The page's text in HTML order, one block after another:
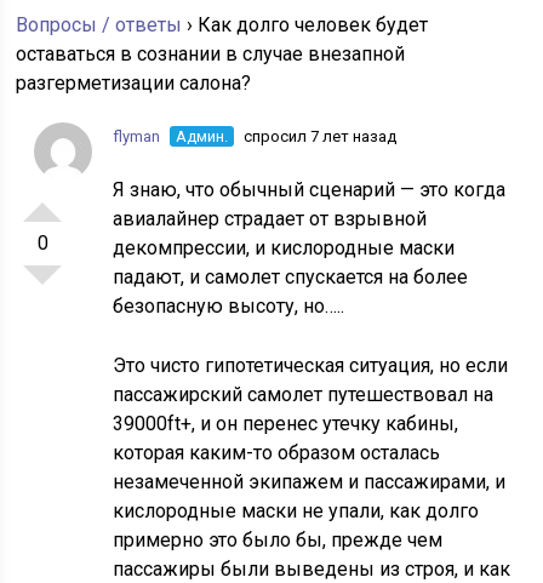
Вопросы / ответы › Как долго человек будет
оставаться в сознании в случае внезапной
разгерметизации салона?
0
flyman Админ. спросил 7 лет назад
Я знаю, что обычный сценарий — это когда
авиалайнер страдает от взрывной
декомпрессии, и кислородные маски
падают, и самолет спускается на более
безопасную высоту, но…..
Это чисто гипотетическая ситуация, но если
пассажирский самолет путешествовал на
39000ft+, и он перенес утечку кабины,
которая каким-то образом осталась
незамеченной экипажем и пассажирами, и
кислородные маски не упали, как долго
примерно это было бы, прежде чем
пассажиры были выведены из строя, и как